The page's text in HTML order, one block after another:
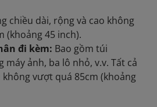
chiều dài, rộng và cao không
(khoảng 45 inch).
đi kèm: Bao gồm túi
ảnh, ba lô nhỏ, v.v. Tất cả
không vượt quá 85cm (khoảng